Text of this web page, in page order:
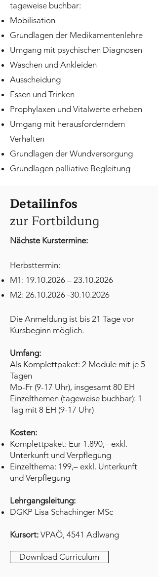
tageweise buchbar:
Mobilisation
Grundlagen der Medikamentenlehre
Umgang mit psychischen Diagnosen
Waschen und Ankleiden
Ausscheidung
Essen und Trinken
Prophylaxen und Vitalwerte erheben
Umgang mit herausforderndem
Verhalten
Grundlagen der Wundversorgung
Grundlagen palliative Begleitung
Detailinfos
zur Fortbildung
Nächste Kurstermine:
Herbsttermin:
M1: 19.10.2026 – 23.10.2026
M2: 26.10.2026 -30.10.2026
Die Anmeldung ist bis 21 Tage vor
Kursbeginn möglich.
Umfang:
Als Komplettpaket: 2 Module mit je 5
Tagen
Mo-Fr (9-17 Uhr), insgesamt 80 EH
Einzelthemen (tageweise buchbar): 1
Tag mit 8 EH (9-17 Uhr)
Kosten:
Komplettpaket: Eur 1.890,– exkl.
Unterkunft und Verpflegung
Einzelthema: 199,– exkl. Unterkunft
und Verpflegung
Lehrgangsleitung:
DGKP Lisa Schachinger MSc
Kursort: VPAÖ, 4541 Adlwang
Download Curriculum